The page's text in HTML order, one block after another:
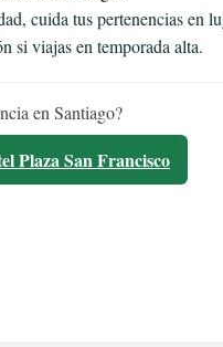
cuida tus pertenencias en
si viajas en temporada alta.
en Santiago?
Plaza San Francisco